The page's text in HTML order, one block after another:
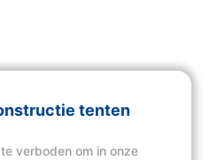
tenten
verboden om in onze